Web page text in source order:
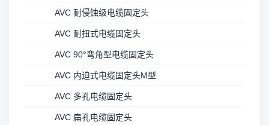
AVC 耐侵蚀级电缆固定头
AVC 耐扭式电缆固定头
AVC 90°弯角型电缆固定头
AVC 内迫式电缆固定头M型
AVC 多孔电缆固定头
AVC 扁孔电缆固定头